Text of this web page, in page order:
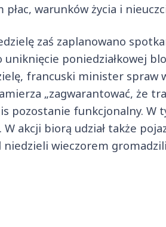
warunków życia i
zaś zaplanowano
poniedziałkowej
francuski minister spraw
„zagwarantować, że
pozostanie funkcjonalny. W
akcji biorą udział także
wieczorem